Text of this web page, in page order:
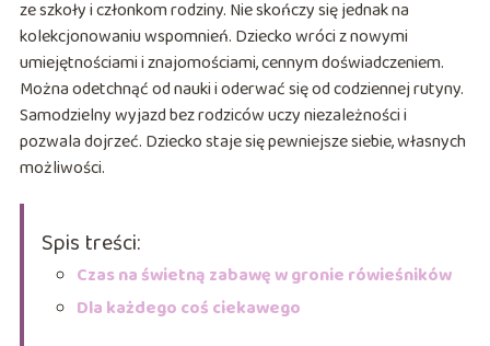
ze szkoły i członkom rodziny. Nie skończy się jednak na
kolekcjonowaniu wspomnień. Dziecko wróci z nowymi
umiejętnościami i znajomościami, cennym doświadczeniem.
Można odetchnąć od nauki i oderwać się od codziennej rutyny.
Samodzielny wyjazd bez rodziców uczy niezależności i
pozwala dojrzeć. Dziecko staje się pewniejsze siebie, własnych
możliwości.
Spis treści:
Czas na świetną zabawę w gronie rówieśników
Dla każdego coś ciekawego